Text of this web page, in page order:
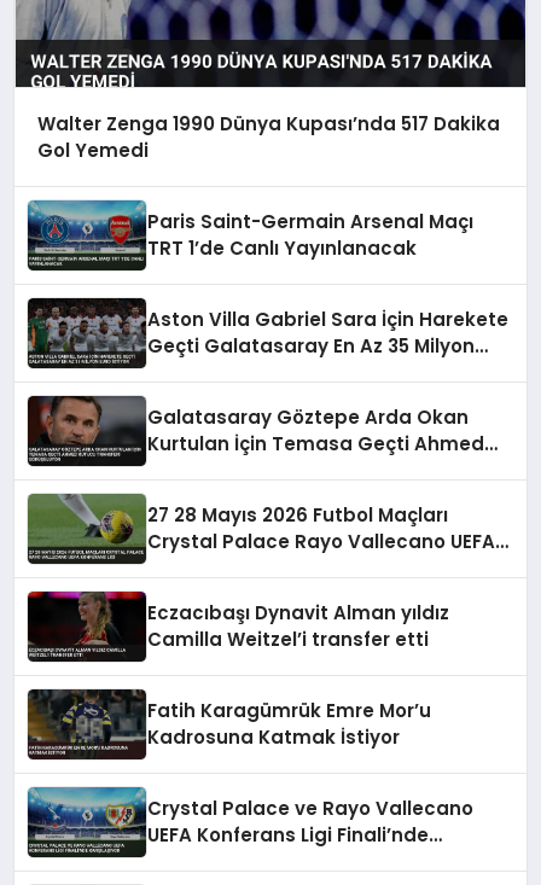
Walter Zenga 1990 Dünya Kupası’nda 517 Dakika
Gol Yemedi
Paris Saint-Germain Arsenal Maçı
TRT 1’de Canlı Yayınlanacak
Aston Villa Gabriel Sara İçin Harekete
Geçti Galatasaray En Az 35 Milyon
Galatasaray Göztepe Arda Okan
Kurtulan İçin Temasa Geçti Ahmed
27 28 Mayıs 2026 Futbol Maçları
Crystal Palace Rayo Vallecano UEFA
Eczacıbaşı Dynavit Alman yıldız
Camilla Weitzel’i transfer etti
Fatih Karagümrük Emre Mor’u
Kadrosuna Katmak İstiyor
Crystal Palace ve Rayo Vallecano
UEFA Konferans Ligi Finali’nde